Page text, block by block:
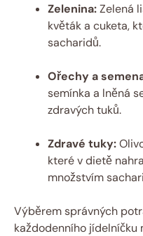
Zelenina:Zelená
květák a cuketa,
sacharidů.
Ořechy a
semínka a lněná
zdravých tuků.
Zdravé tuky:
které v dietě
množstvím
Výběrem správných
každodenního jídelníčku